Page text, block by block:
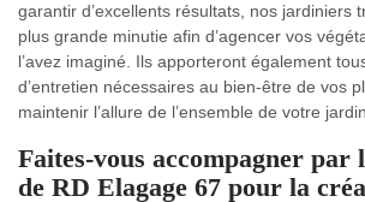
garantir d’excellents résultats, nos jardiniers
plus grande minutie afin d’agencer vos
l’avez imaginé. Ils apporteront également
d’entretien nécessaires au bien-être de vos
maintenir l’allure de l’ensemble de votre jardin.
Faites-vous accompagner par
de RD Elagage 67 pour la